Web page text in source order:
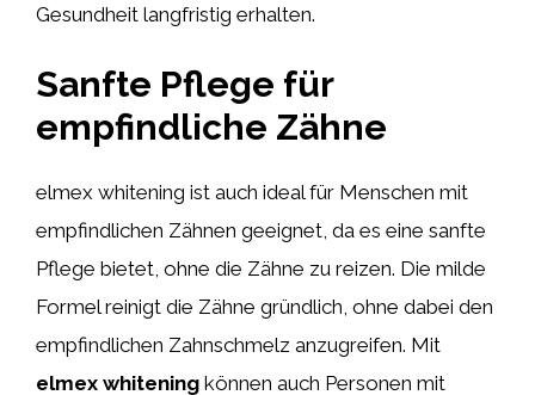
Gesundheit langfristig erhalten.
Sanfte Pflege für
empfindliche Zähne
elmex whitening ist auch ideal für Menschen mit
empfindlichen Zähnen geeignet, da es eine sanfte
Pflege bietet, ohne die Zähne zu reizen. Die milde
Formel reinigt die Zähne gründlich, ohne dabei den
empfindlichen Zahnschmelz anzugreifen. Mit
elmex whitening können auch Personen mit